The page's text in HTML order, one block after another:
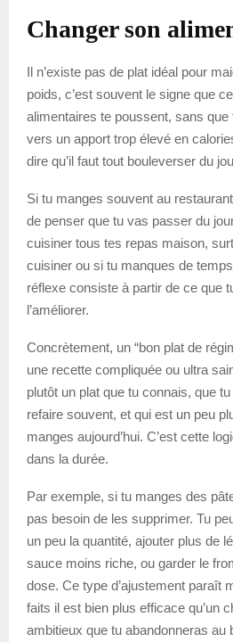
Changer son
Il n’existe pas de plat idéal pour
poids, c’est souvent le signe que
alimentaires te poussent, sans que
vers un apport trop élevé en
dire qu’il faut tout bouleverser du
Si tu manges souvent au
de penser que tu vas passer du
cuisiner tous tes repas maison,
cuisiner ou si tu manques de
réflexe consiste à partir de ce que
l’améliorer.
Concrètement, un “bon plat de
une recette compliquée ou ultra
plutôt un plat que tu connais, que
refaire souvent, et qui est un peu
manges aujourd’hui. C’est cette
dans la durée.
Par exemple, si tu manges des
pas besoin de les supprimer. Tu
un peu la quantité, ajouter plus de
sauce moins riche, ou garder le
dose. Ce type d’ajustement paraît
faits il est bien plus efficace qu’un
ambitieux que tu abandonneras au